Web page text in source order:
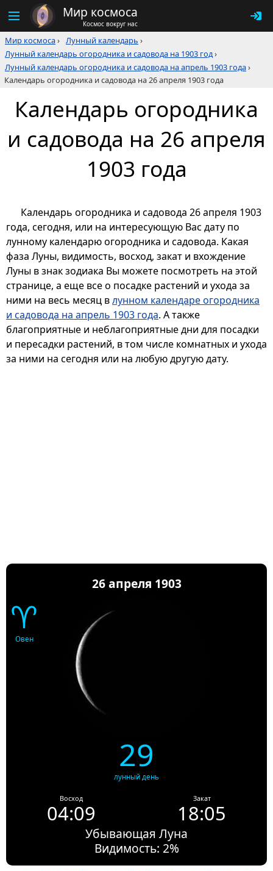
Мир космоса
Космос вокруг нас
Мир космоса› Лунный календарь ›
Лунный календарь огородника и садовода на 1903 год›
Лунный календарь огородника и садовода на апрель 1903 года›
Календарь огородника и садовода на 26 апреля 1903 года
Календарь огородника
и садовода на 26 апреля
1903 года
Календарь огородника и садовода 26 апреля 1903
года, сегодня, или на интересующую Вас дату по
лунному календарю огородника и садовода. Какая
фаза Луны, видимость, восход, закат и вхождение
Луны в знак зодиака Вы можете посмотреть на этой
странице, а еще все о посадке растений и ухода за
ними на весь месяц влунном календаре огородника
и садовода на апрель 1903 года. А также
благоприятные и неблагоприятные дни для посадки
и пересадки растений, в том числе комнатных и ухода
за ними на сегодня или на любую другую дату.
26 апреля 1903
♈
Овен
29
лунный день
Восход
04:09
Закат
18:05
Убывающая Луна
Видимость: 2%